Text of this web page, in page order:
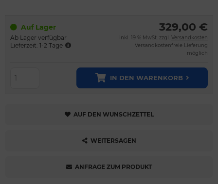
Auf Lager
Ab Lager verfügbar
Lieferzeit: 1-2 Tage
329,00 €
inkl. 19 % MwSt. zzgl. Versandkosten
Versandkostenfreie Lieferung
möglich
IN DEN WARENKORB
AUF DEN WUNSCHZETTEL
WEITERSAGEN
ANFRAGE ZUM PRODUKT